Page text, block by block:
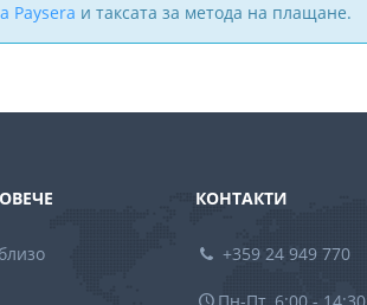
Paysera и таксата за метода на плащане.
КОНТАКТИ
+359 24 949 770